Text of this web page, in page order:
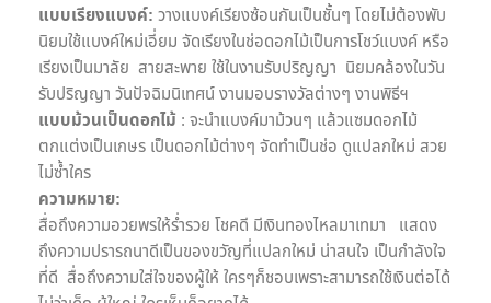
แบบเรียงแบงค์: วางแบงค์เรียงซ้อนกันเป็นชั้นๆ โดยไม่ต้องพับ
นิยมใช้แบงค์ใหม่เอี่ยม จัดเรียงในช่อดอกไม้เป็นการโชว์แบงค์ หรือ
เรียงเป็นมาลัย สายสะพาย ใช้ในงานรับปริญญา นิยมคล้องในวัน
รับปริญญา วันปัจฉิมนิเทศน์ งานมอบรางวัลต่างๆ งานพิธีฯ
แบบม้วนเป็นดอกไม้ : จะนำแบงค์มาม้วนๆ แล้วแซมดอกไม้
ตกแต่งเป็นเกษร เป็นดอกไม้ต่างๆ จัดทำเป็นช่อ ดูแปลกใหม่ สวย
ไม่ซ้ำใคร
ความหมาย:
สื่อถึงความอวยพรให้ร่ำรวย โชคดี มีเงินทองไหลมาเทมา แสดง
ถึงความปรารถนาดีเป็นของขวัญที่แปลกใหม่ น่าสนใจ เป็นกำลังใจ
ที่ดี สื่อถึงความใส่ใจของผู้ให้ ใครๆก็ชอบเพราะสามารถใช้เงินต่อได้